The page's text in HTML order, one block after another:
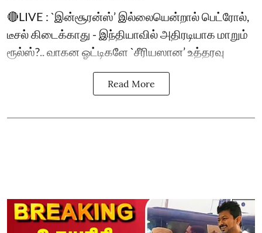
🔴LIVE : `இன்சூரன்ஸ்’ இல்லையென்றால் பெட்ரோல்,
டீசல் கிடைக்காது - இந்தியாவில் அதிரடியாக மாறும்
ரூல்ஸ்?.. வாகன ஓட்டிகளே `சீரியஸான’ உத்தரவு
Read More